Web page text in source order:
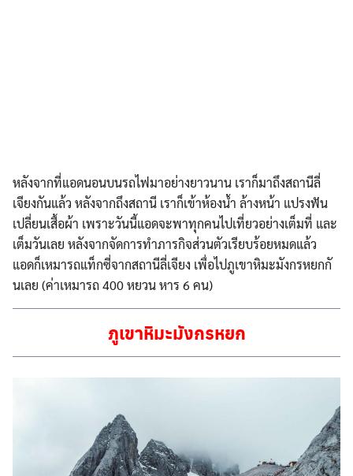
หลังจากที่แอดนอนบนรถไฟมาอย่างยาวนาน เราก็มาถึงสถานีลี่
เจียงกันแล้ว หลังจากถึงสถานี เราก็เข้าห้องน้ำ ล้างหน้า แปรงฟัน
เปลี่ยนเสื้อผ้า เพราะวันนี้แอดจะพาทุกคนไปเที่ยวอย่างเต็มที่ และ
เต็มวันเลย หลังจากจัดการทำภารกิจส่วนตัวเรียบร้อยหมดแล้ว
แอดก็เหมารถแท็กซี่จากสถานีลี่เจียง เพื่อไปภูเขาหิมะมังกรหยกกั
นเลย (ค่าเหมารถ 400 หยวน หาร 6 คน)
ภูเขาหิมะมังกรหยก